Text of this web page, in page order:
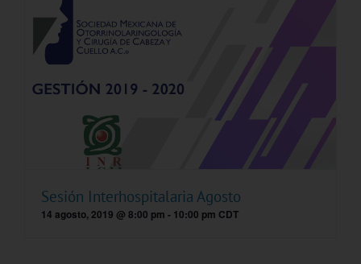
Sesión Interhospitalaria Agosto
14 agosto, 2019 @ 8:00 pm - 10:00 pm CDT